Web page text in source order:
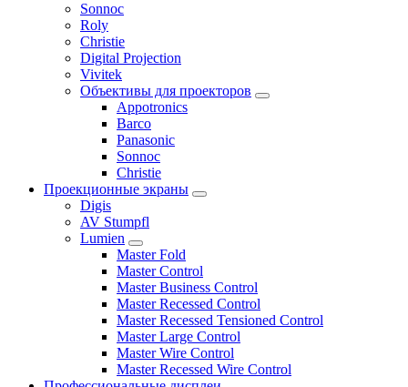
Sonnoc
Roly
Christie
Digital Projection
Vivitek
Объективы для проекторов
Appotronics
Barco
Panasonic
Sonnoc
Сhristie
Проекционные экраны
Digis
AV Stumpfl
Lumien
Master Fold
Master Control
Master Business Control
Master Recessed Control
Master Recessed Tensioned Control
Master Large Control
Master Wire Control
Master Recessed Wire Control